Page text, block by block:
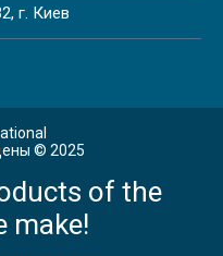
|
SCIENCES
г. Киев
© 2025
of the
make!